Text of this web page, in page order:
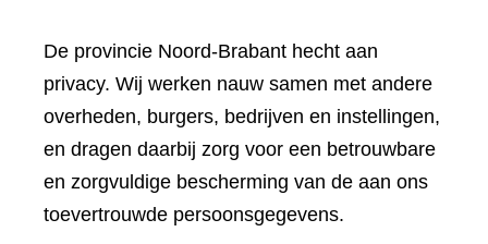
De provincie Noord-Brabant hecht aan
privacy. Wij werken nauw samen met andere
overheden, burgers, bedrijven en instellingen,
en dragen daarbij zorg voor een betrouwbare
en zorgvuldige bescherming van de aan ons
toevertrouwde persoonsgegevens.